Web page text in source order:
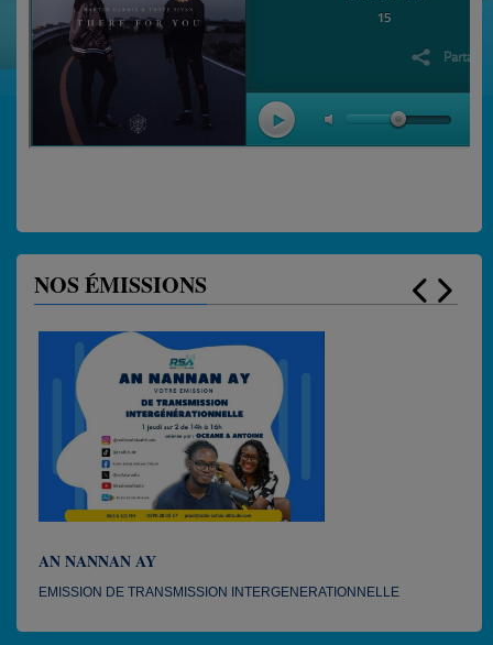
NOS ÉMISSIONS
AN NANNAN AY
EMISSION DE TRANSMISSION INTERGENERATIONNELLE
BEBEL FUZION
Collège Bebel - Bebel Fuzion
BIEN-ÊTRE EN MOTS
BIKNOSTALZOUK
CBR RADIO
DIGEST
DUBIDICAL
FREE DOM
JUSTICE & PAIX
KAZ KREYOL'
KONPA EN ALTITUDE
SALSA EN ALTITUDE
SANN' É FARIN'
SESSION MIX DJ GUYTO
SONNY VIBES
TROPICAL GOSPEL
ZION STATION